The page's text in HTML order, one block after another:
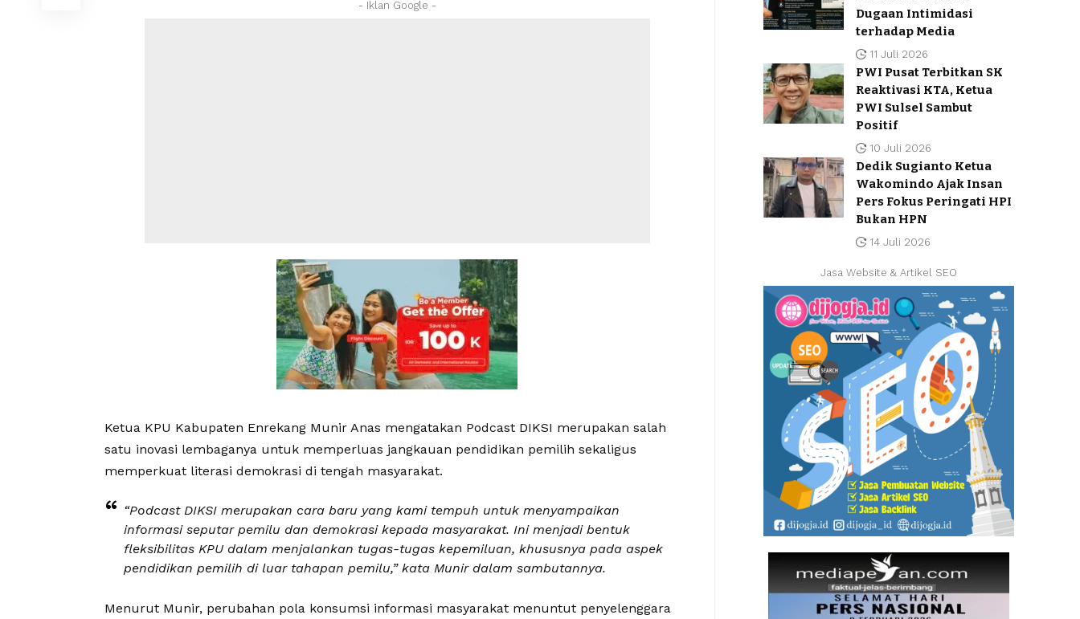
- Iklan Google -
Ketua KPU Kabupaten Enrekang Munir Anas mengatakan Podcast DIKSI merupakan salah
satu inovasi lembaganya untuk memperluas jangkauan pendidikan pemilih sekaligus
memperkuat literasi demokrasi di tengah masyarakat.
“Podcast DIKSI merupakan cara baru yang kami tempuh untuk menyampaikan
informasi seputar pemilu dan demokrasi kepada masyarakat. Ini menjadi bentuk
fleksibilitas KPU dalam menjalankan tugas-tugas kepemiluan, khususnya pada aspek
pendidikan pemilih di luar tahapan pemilu,” kata Munir dalam sambutannya.
Menurut Munir, perubahan pola konsumsi informasi masyarakat menuntut penyelenggara
Dugaan Intimidasi
terhadap Media
11 Juli 2026
PWI Pusat Terbitkan SK
Reaktivasi KTA, Ketua
PWI Sulsel Sambut
Positif
10 Juli 2026
Dedik Sugianto Ketua
Wakomindo Ajak Insan
Pers Fokus Peringati HPI
Bukan HPN
14 Juli 2026
Jasa Website & Artikel SEO